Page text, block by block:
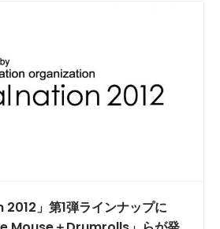
」第1弾ラインナップに